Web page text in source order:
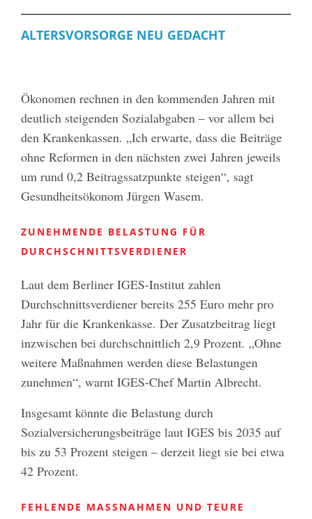
ALTERSVORSORGE NEU GEDACHT
Ökonomen rechnen in den kommenden Jahren mit
deutlich steigenden Sozialabgaben – vor allem bei
den Krankenkassen. „Ich erwarte, dass die Beiträge
ohne Reformen in den nächsten zwei Jahren jeweils
um rund 0,2 Beitragssatzpunkte steigen“, sagt
Gesundheitsökonom Jürgen Wasem.
ZUNEHMENDE BELASTUNG FÜR
DURCHSCHNITTSVERDIENER
Laut dem Berliner IGES-Institut zahlen
Durchschnittsverdiener bereits 255 Euro mehr pro
Jahr für die Krankenkasse. Der Zusatzbeitrag liegt
inzwischen bei durchschnittlich 2,9 Prozent. „Ohne
weitere Maßnahmen werden diese Belastungen
zunehmen“, warnt IGES-Chef Martin Albrecht.
Insgesamt könnte die Belastung durch
Sozialversicherungsbeiträge laut IGES bis 2035 auf
bis zu 53 Prozent steigen – derzeit liegt sie bei etwa
42 Prozent.
FEHLENDE MASSNAHMEN UND TEURE V